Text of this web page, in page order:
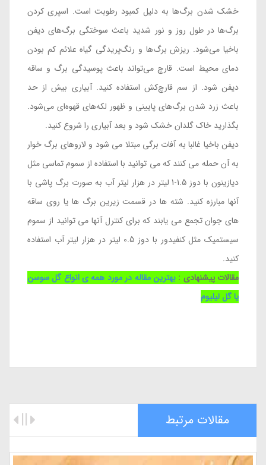
خشک شدن برگ‌ها به دلیل کمبود رطوبت است. اسپری کردن
برگ‌ها در طول روز و نور شدید باعث سوختگی برگ‌های دیفن
باخیا می‌شود. ریزش برگ‌ها و رنگ‌پریدگی گیاه علائم کم بودن
دمای محیط است. قارچ می‌تواند باعث پوسیدگی برگ و ساقه
دیفن شود. از سم قارچ‌کش استفاده کنید. آبیاری بیش از حد
باعث زرد شدن برگ‌های پایینی و ظهور لکه‌های قهوه‌ای می‌شود.
بگذارید خاک گلدان خشک شود و بعد آبیاری را شروع کنید.
دیفن باخیا غالبا به آفات برگی مبتلا می شود و لاروهای برگ خوار
به آن حمله می کنند که می توانید با استفاده از سموم تماسی مثل
دیازینون با دوز 1.5-1 لیتر در هزار لیتر آب به صورت برگ پاشی با
آنها مبارزه کنید. شته ها در قسمت زیرین برگ ها یا روی ساقه
های جوان تجمع می یابند که برای کنترل آنها می توانید از سموم
سیستمیک مثل کنفیدور با دوز 0.5 لیتر در هزار لیتر آب استفاده
کنید.
مقالات پیشنهادی :بهترین مقاله در مورد همه ی انواع گل سوسن
یا گل لیلیوم
مقالات مرتبط